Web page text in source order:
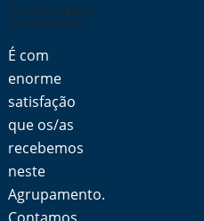
A MENSAGEM
DO DIRETOR
É com
enorme
satisfação
que os/as
recebemos
neste
Agrupamento.